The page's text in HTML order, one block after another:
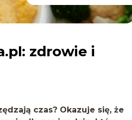
zdrowie i
czas? Okazuje się, że